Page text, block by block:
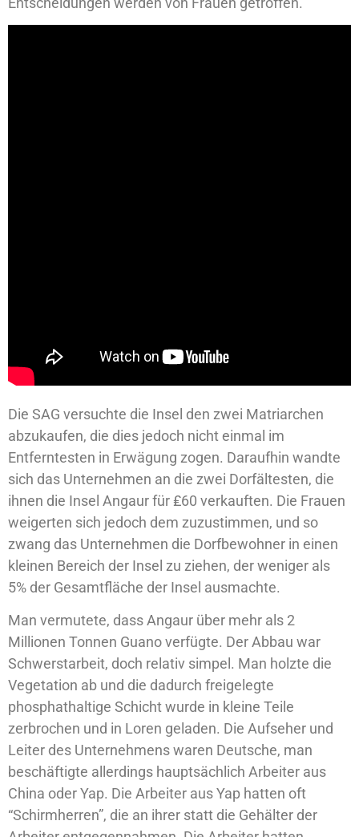
Die SAG versuchte die Insel den zwei Matriarchen
abzukaufen, die dies jedoch nicht einmal im
Entferntesten in Erwägung zogen. Daraufhin wandte
sich das Unternehmen an die zwei Dorfältesten, die
ihnen die Insel Angaur für ₤60 verkauften. Die Frauen
weigerten sich jedoch dem zuzustimmen, und so
zwang das Unternehmen die Dorfbewohner in einen
kleinen Bereich der Insel zu ziehen, der weniger als
5% der Gesamtfläche der Insel ausmachte.
Man vermutete, dass Angaur über mehr als 2
Millionen Tonnen Guano verfügte. Der Abbau war
Schwerstarbeit, doch relativ simpel. Man holzte die
Vegetation ab und die dadurch freigelegte
phosphathaltige Schicht wurde in kleine Teile
zerbrochen und in Loren geladen. Die Aufseher und
Leiter des Unternehmens waren Deutsche, man
beschäftigte allerdings hauptsächlich Arbeiter aus
China oder Yap. Die Arbeiter aus Yap hatten oft
“Schirmherren”, die an ihrer statt die Gehälter der